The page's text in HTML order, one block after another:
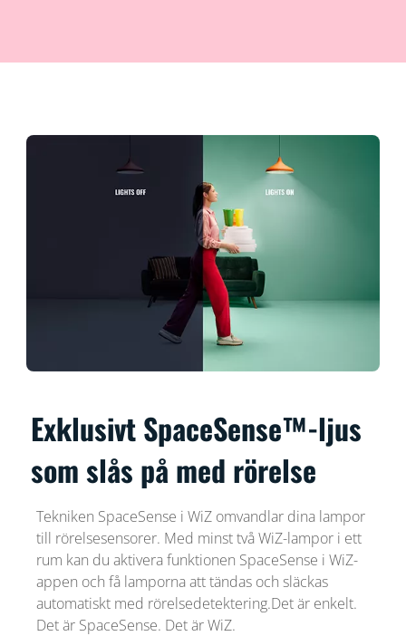
Exklusivt SpaceSense™-ljus
som slås på med rörelse
Tekniken SpaceSense i WiZ omvandlar dina lampor
till rörelsesensorer. Med minst två WiZ-lampor i ett
rum kan du aktivera funktionen SpaceSense i WiZ-
appen och få lamporna att tändas och släckas
automatiskt med rörelsedetektering.Det är enkelt.
Det är SpaceSense. Det är WiZ.